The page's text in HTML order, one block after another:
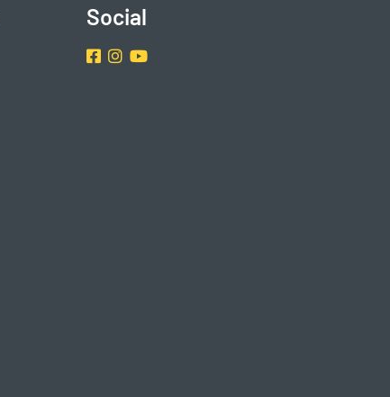
Social
Facebook
Instragram
Youtube